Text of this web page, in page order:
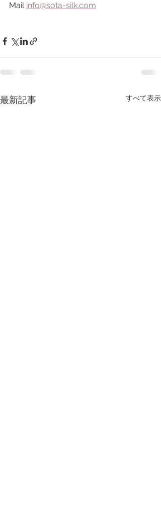
Mail info@sota-silk.com
最新記事 すべて表示